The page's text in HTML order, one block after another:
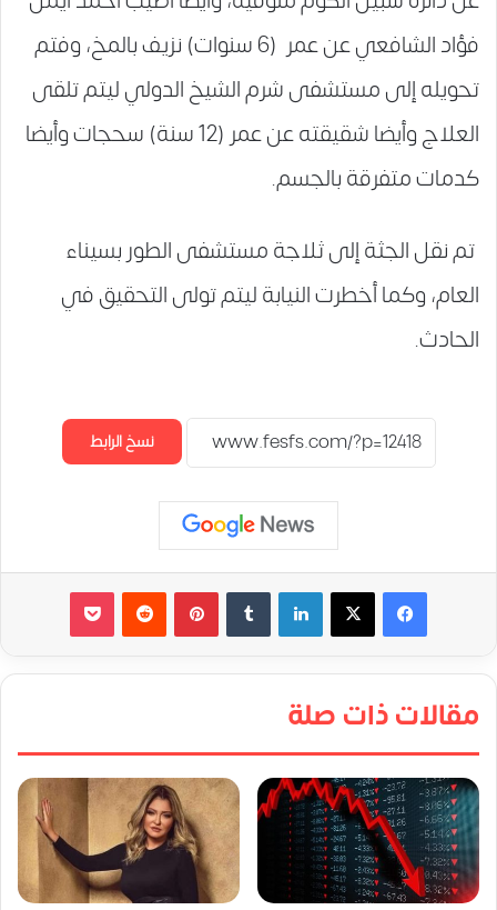
فؤاد الشافعي عن عمر (6 سنوات) نزيف بالمخ، وفتم
تحويله إلى مستشفى شرم الشيخ الدولي ليتم تلقى
العلاج وأيضا شقيقته عن عمر (12 سنة) سحجات وأيضا
كدمات متفرقة بالجسم.
تم نقل الجثة إلى ثلاجة مستشفى الطور بسيناء
العام، وكما أخطرت النيابة ليتم تولى التحقيق في
الحادث.
نسخ الرابط
لينكدإن بينتيريست
مقالات ذات صلة